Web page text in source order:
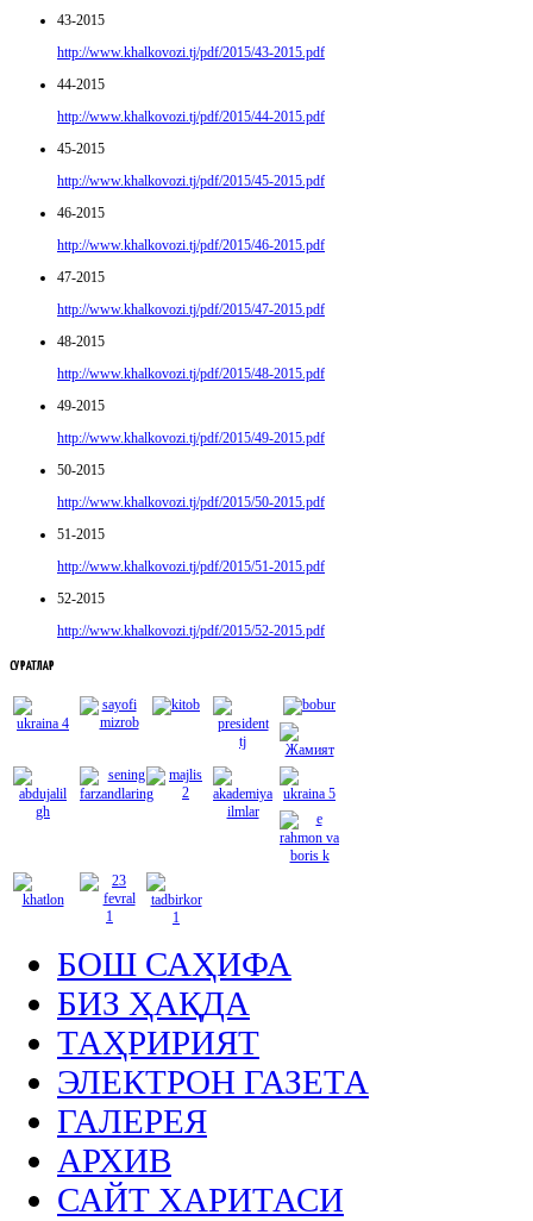
43-2015
http://www.khalkovozi.tj/pdf/2015/43-2015.pdf
44-2015
http://www.khalkovozi.tj/pdf/2015/44-2015.pdf
45-2015
http://www.khalkovozi.tj/pdf/2015/45-2015.pdf
46-2015
http://www.khalkovozi.tj/pdf/2015/46-2015.pdf
47-2015
http://www.khalkovozi.tj/pdf/2015/47-2015.pdf
48-2015
http://www.khalkovozi.tj/pdf/2015/48-2015.pdf
49-2015
http://www.khalkovozi.tj/pdf/2015/49-2015.pdf
50-2015
http://www.khalkovozi.tj/pdf/2015/50-2015.pdf
51-2015
http://www.khalkovozi.tj/pdf/2015/51-2015.pdf
52-2015
http://www.khalkovozi.tj/pdf/2015/52-2015.pdf
СУРАТЛАР
БОШ САҲИФА
БИЗ ҲАҚДА
ТАҲРИРИЯТ
ЭЛЕКТРОН ГАЗЕТА
ГАЛЕРЕЯ
АРХИВ
САЙТ ХАРИТАСИ